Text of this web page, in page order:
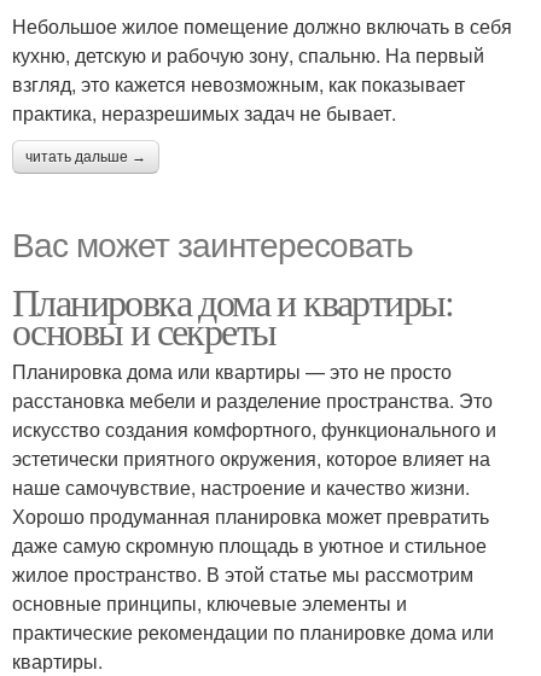
Небольшое жилое помещение должно включать в себя
кухню, детскую и рабочую зону, спальню. На первый
взгляд, это кажется невозможным, как показывает
практика, неразрешимых задач не бывает.
читать дальше →
Вас может заинтересовать
Планировка дома и квартиры:
основы и секреты
Планировка дома или квартиры — это не просто
расстановка мебели и разделение пространства. Это
искусство создания комфортного, функционального и
эстетически приятного окружения, которое влияет на
наше самочувствие, настроение и качество жизни.
Хорошо продуманная планировка может превратить
даже самую скромную площадь в уютное и стильное
жилое пространство. В этой статье мы рассмотрим
основные принципы, ключевые элементы и
практические рекомендации по планировке дома или
квартиры.